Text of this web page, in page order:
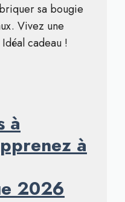
sa bougie
Vivez une
cadeau !
à
à
2026